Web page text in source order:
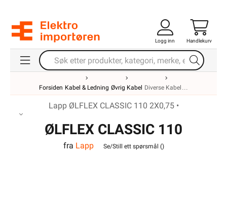
Logg inn Handlekurv
Forsiden Kabel & Ledning Øvrig Kabel Diverse Kabel
Lapp ØLFLEX CLASSIC 110 2X0,75 •
ØLFLEX CLASSIC 110
2X0,75
fra Lapp Se/Still ett spørsmål ()